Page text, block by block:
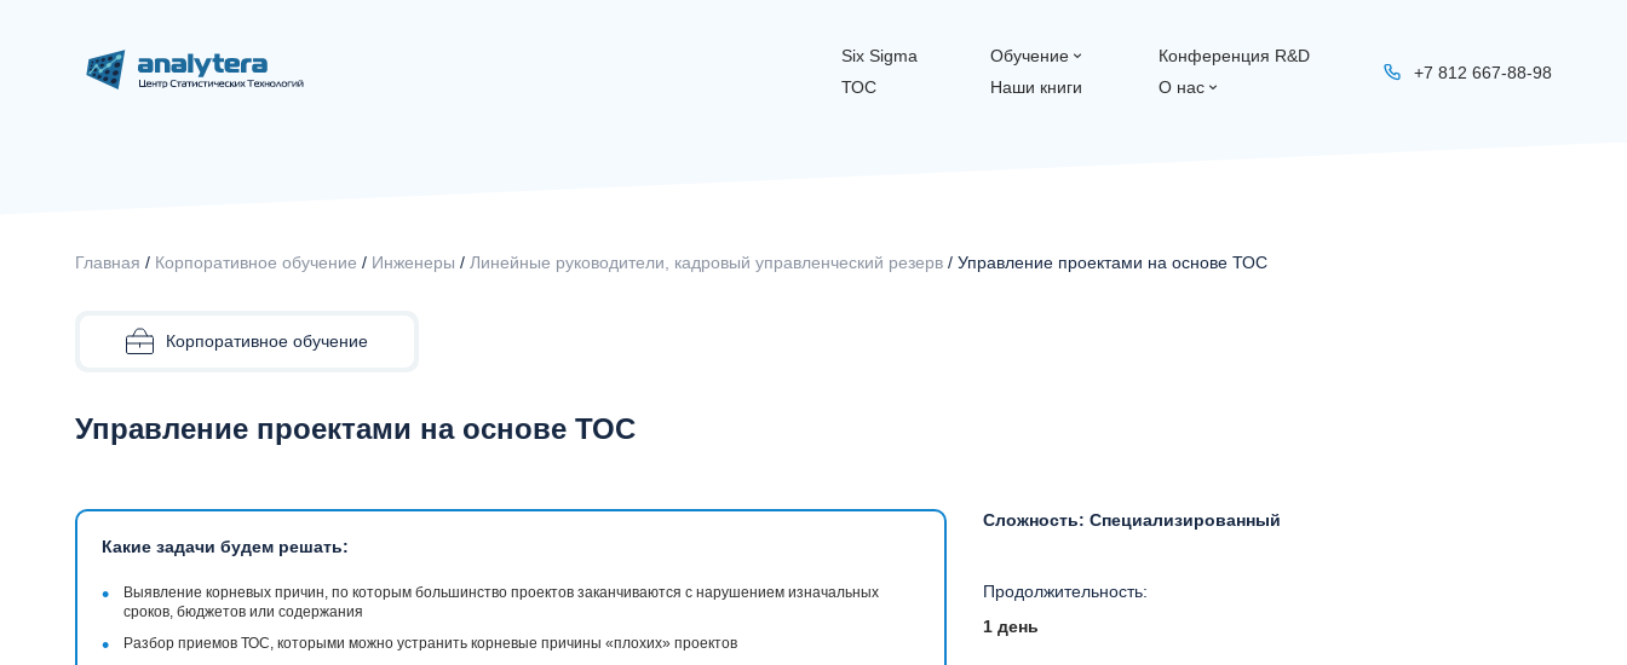
Six Sigma
ТОС
Обучение
Наши книги
Конференция R&D
О нас
+7 812 667-88-98
Главная / Корпоративное обучение / Инженеры / Линейные руководители, кадровый управленческий резерв / Управление проектами на основе ТОС
Корпоративное обучение
Управление проектами на основе ТОС
Какие задачи будем решать:
•
Выявление корневых причин, по которым большинство проектов заканчиваются с нарушением изначальных
сроков, бюджетов или содержания
• Разбор приемов ТОС, которыми можно устранить корневые причины «плохих» проектов
Сложность: Специализированный
Продолжительность:
1 день